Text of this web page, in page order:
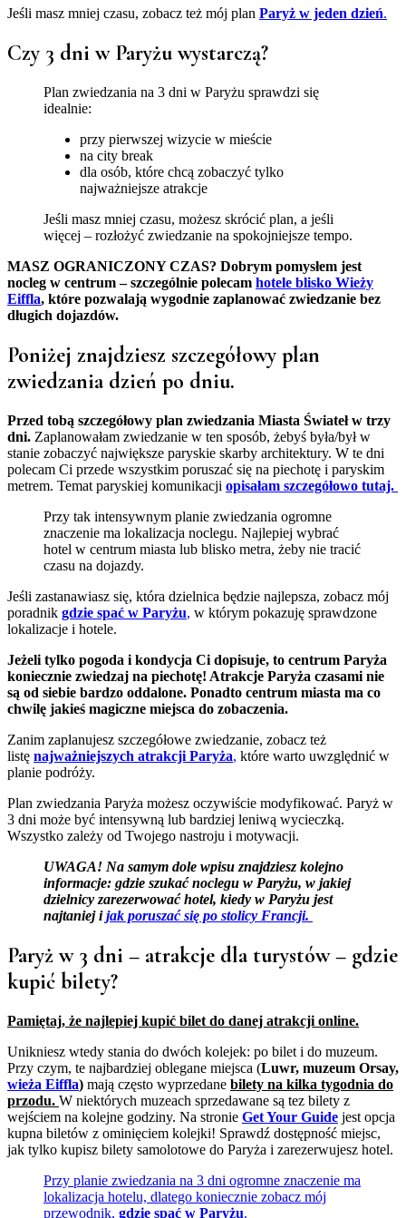
Jeśli masz mniej czasu, zobacz też mój plan Paryż w jeden dzień.
Czy 3 dni w Paryżu wystarczą?
Plan zwiedzania na 3 dni w Paryżu sprawdzi się
idealnie:
przy pierwszej wizycie w mieście
na city break
dla osób, które chcą zobaczyć tylko
najważniejsze atrakcje
Jeśli masz mniej czasu, możesz skrócić plan, a jeśli
więcej – rozłożyć zwiedzanie na spokojniejsze tempo.
MASZ OGRANICZONY CZAS? Dobrym pomysłem jest
nocleg w centrum – szczególnie polecam hotele blisko Wieży
Eiffla, które pozwalają wygodnie zaplanować zwiedzanie bez
długich dojazdów.
Poniżej znajdziesz szczegółowy plan
zwiedzania dzień po dniu.
Przed tobą szczegółowy plan zwiedzania Miasta Świateł w trzy
dni. Zaplanowałam zwiedzanie w ten sposób, żebyś była/był w
stanie zobaczyć największe paryskie skarby architektury. W te dni
polecam Ci przede wszystkim poruszać się na piechotę i paryskim
metrem. Temat paryskiej komunikacji opisałam szczegółowo tutaj.
Przy tak intensywnym planie zwiedzania ogromne
znaczenie ma lokalizacja noclegu. Najlepiej wybrać
hotel w centrum miasta lub blisko metra, żeby nie tracić
czasu na dojazdy.
Jeśli zastanawiasz się, która dzielnica będzie najlepsza, zobacz mój
poradnik gdzie spać w Paryżu, w którym pokazuję sprawdzone
lokalizacje i hotele.
Jeżeli tylko pogoda i kondycja Ci dopisuje, to centrum Paryża
koniecznie zwiedzaj na piechotę! Atrakcje Paryża czasami nie
są od siebie bardzo oddalone. Ponadto centrum miasta ma co
chwilę jakieś magiczne miejsca do zobaczenia.
Zanim zaplanujesz szczegółowe zwiedzanie, zobacz też
listę najważniejszych atrakcji Paryża, które warto uwzględnić w
planie podróży.
Plan zwiedzania Paryża możesz oczywiście modyfikować. Paryż w
3 dni może być intensywną lub bardziej leniwą wycieczką.
Wszystko zależy od Twojego nastroju i motywacji.
UWAGA! Na samym dole wpisu znajdziesz kolejno
informacje: gdzie szukać noclegu w Paryżu, w jakiej
dzielnicy zarezerwować hotel, kiedy w Paryżu jest
najtaniej ijak poruszać się po stolicy Francji.
Paryż w 3 dni – atrakcje dla turystów – gdzie
kupić bilety?
Pamiętaj, że najlepiej kupić bilet do danej atrakcji online.
Unikniesz wtedy stania do dwóch kolejek: po bilet i do muzeum.
Przy czym, te najbardziej oblegane miejsca (Luwr, muzeum Orsay,
wieża Eiffla) mają często wyprzedane bilety na kilka tygodnia do
przodu. W niektórych muzeach sprzedawane są tez bilety z
wejściem na kolejne godziny. Na stronie Get Your Guide jest opcja
kupna biletów z ominięciem kolejki! Sprawdź dostępność miejsc,
jak tylko kupisz bilety samolotowe do Paryża i zarezerwujesz hotel.
Przy planie zwiedzania na 3 dni ogromne znaczenie ma
lokalizacja hotelu, dlatego koniecznie zobacz mój
przewodnik, gdzie spać w Paryżu.